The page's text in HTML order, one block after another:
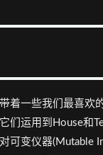
着一些我们最喜欢
们运用到House和
可变仪器(Mutable